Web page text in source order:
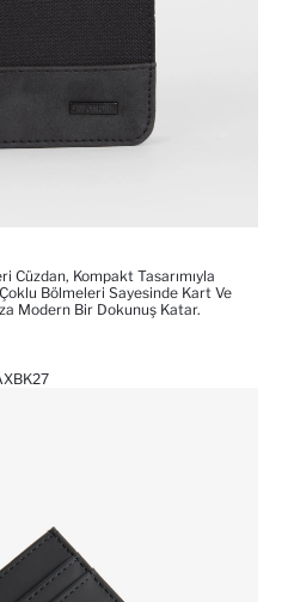
Cüzdan, Kompakt Tasarımıyla
Bölmeleri Sayesinde Kart Ve
Modern Bir Dokunuş Katar.